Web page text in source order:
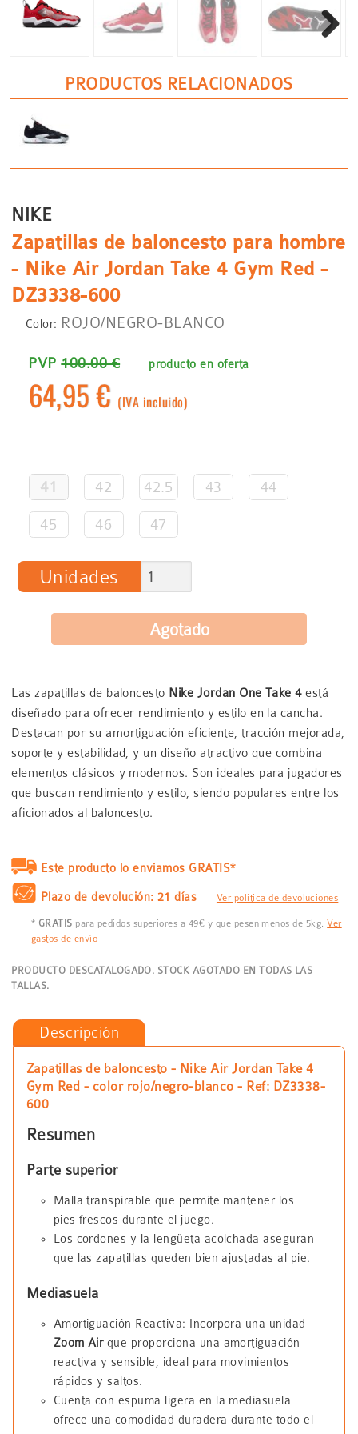
PRODUCTOS RELACIONADOS
NIKE
Zapatillas de baloncesto para hombre
- Nike Air Jordan Take 4 Gym Red -
DZ3338-600
Color: ROJO/NEGRO-BLANCO
PVP100.00 € producto en oferta
64,95 € (IVA incluido)
41 42 42.5 43 44
45 46 47
Unidades
Las zapatillas de baloncesto Nike Jordan One Take 4está
diseñado para ofrecer rendimiento y estilo en la cancha.
Destacan por su amortiguación eficiente, tracción mejorada,
soporte y estabilidad, y un diseño atractivo que combina
elementos clásicos y modernos. Son ideales para jugadores
que buscan rendimiento y estilo, siendo populares entre los
aficionados al baloncesto.
Este producto lo enviamos GRATIS*
Plazo de devolución: 21 días Ver política de devoluciones
* GRATIS para pedidos superiores a 49€ y que pesen menos de 5kg.Ver
gastos de envío
PRODUCTO DESCATALOGADO. STOCK AGOTADO EN TODAS LAS
TALLAS.
Descripción
Zapatillas de baloncesto - Nike Air Jordan Take 4
Gym Red - color rojo/negro-blanco - Ref: DZ3338-
600
Resumen
Parte superior
Malla transpirable que permite mantener los
pies frescos durante el juego.
Los cordones y la lengüeta acolchada aseguran
que las zapatillas queden bien ajustadas al pie.
Mediasuela
Amortiguación Reactiva: Incorpora una unidad
Zoom Airque proporciona una amortiguación
reactiva y sensible, ideal para movimientos
rápidos y saltos.
Cuenta con espuma ligera en la mediasuela
ofrece una comodidad duradera durante todo el